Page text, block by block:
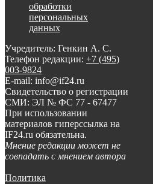
обработки
персональных
данных
Учредитель: Генкин А. С.
Телефон редакции: +7 (495)
003-9824
E-mail: info@if24.ru
Свидетельство о регистрации
СМИ: ЭЛ № ФС 77 - 67477
При использовании
материалов гиперссылка на
IF24.ru обязательна.
Мнение редакции может не
совпадать с мнением автора
Политика